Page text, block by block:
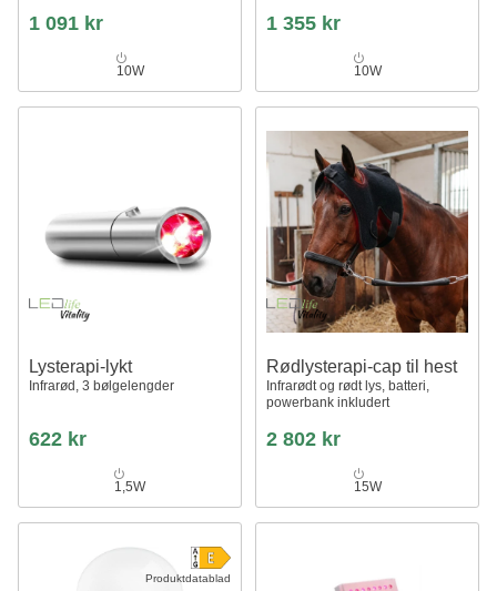
1 091 kr
10W
1 355 kr
10W
Lysterapi-lykt
Infrarød, 3 bølgelengder
622 kr
1,5W
Rødlysterapi-cap til hest
Infrarødt og rødt lys, batteri,
powerbank inkludert
2 802 kr
15W
Produktdatablad